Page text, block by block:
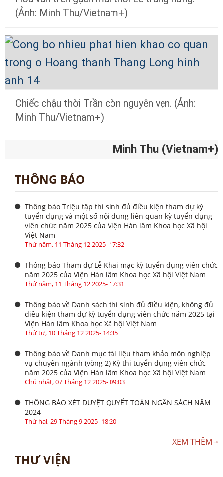
(Ảnh: Minh Thu/Vietnam+)
Chiếc chậu thời Trần còn nguyên vẹn. (Ảnh:
Minh Thu/Vietnam+)
Minh Thu (Vietnam+)
THÔNG BÁO
Thông báo Triệu tập thí sinh đủ điều kiện tham dự kỳ
tuyển dụng và một số nội dung liên quan kỳ tuyển dụng
viên chức năm 2025 của Viện Hàn lâm Khoa học Xã hội
Việt Nam
Thứ năm, 11 Tháng 12 2025- 17:32
Thông báo Tham dự Lễ Khai mạc kỳ tuyển dụng viên chức
năm 2025 của Viện Hàn lâm Khoa học Xã hội Việt Nam
Thứ năm, 11 Tháng 12 2025- 17:31
Thông báo về Danh sách thí sinh đủ điều kiện, không đủ
điều kiện tham dự kỳ tuyển dụng viên chức năm 2025 tại
Viện Hàn lâm Khoa học Xã hội Việt Nam
Thứ tư, 10 Tháng 12 2025- 14:35
Thông báo về Danh mục tài liệu tham khảo môn nghiệp
vụ chuyên ngành (vòng 2) Kỳ thi tuyển dụng viên chức
năm 2025 của Viện Hàn lâm Khoa học Xã hội Việt Nam
Chủ nhật, 07 Tháng 12 2025- 09:03
THÔNG BÁO XÉT DUYỆT QUYẾT TOÁN NGÂN SÁCH NĂM
2024
Thứ hai, 29 Tháng 9 2025- 18:20
XEM THÊM
THƯ VIỆN